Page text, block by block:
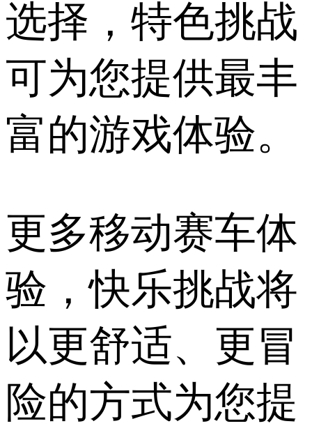
选择，特色挑战
可为您提供最丰
富的游戏体验。
更多移动赛车体
验，快乐挑战将
以更舒适、更冒
险的方式为您提